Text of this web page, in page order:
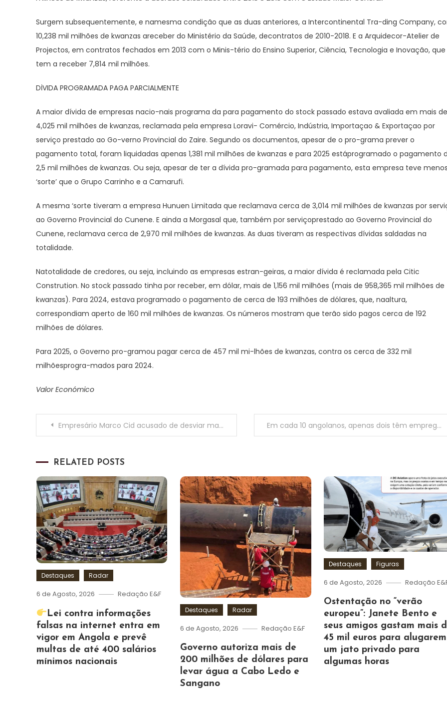
Surgem subsequentemente, e namesma condição que as duas anteriores, a Intercontinental Tra-ding Company,
10,238 mil milhões de kwanzas areceber do Ministério da Saúde, decontratos de 2010-2018. E a Arquidecor-Atelier de
Projectos, em contratos fechados em 2013 com o Minis-tério do Ensino Superior, Ciência, Tecnologia e Inovação, que
tem a receber 7,814 mil milhões.
DİVIDA PROGRAMADA PAGA PARCIALMENTE
A maior dívida de empresas nacio-nais programa da para pagamento do stock passado estava avaliada em mais de
4,025 mil milhões de kwanzas, reclamada pela empresa Loravi- Comércio, Indústria, Importaçao & Exportaçao por
serviço prestado ao Go-verno Provincial do Zaire. Segundo os documentos, apesar de o pro-grama prever o
pagamento total, foram liquidadas apenas 1,381 mil milhões de kwanzas e para 2025 estáprogramado o pagamento
2,5 mil milhões de kwanzas. Ou seja, apesar de ter a dívida pro-gramada para pagamento, esta empresa teve
‘sorte’ que o Grupo Carrinho e a Camarufi.
A mesma ‘sorte tiveram a empresa Hunuen Limitada que reclamava cerca de 3,014 mil milhões de kwanzas por
ao Governo Provincial do Cunene. E ainda a Morgasal que, também por serviçoprestado ao Governo Provincial do
Cunene, reclamava cerca de 2,970 mil milhões de kwanzas. As duas tiveram as respectivas dívidas saldadas na
totalidade.
Natotalidade de credores, ou seja, incluindo as empresas estran-geiras, a maior dívida é reclamada pela Citic
Constrution. No stock passado tinha por receber, em dólar, mais de 1,156 mil milhões (mais de 958,365 mil milhões de
kwanzas). Para 2024, estava programado o pagamento de cerca de 193 milhões de dólares, que, naaltura,
correspondiam aperto de 160 mil milhões de kwanzas. Os números mostram que terão sido pagos cerca de 192
milhões de dólares.
Para 2025, o Governo pro-gramou pagar cerca de 457 mil mi-lhões de kwanzas, contra os cerca de 332 mil
milhõesprogra-mados para 2024.
Valor Económico
Navegação
artigos
Empresário Marco Cid acusado de desviar mais de 600 milhões de kwanzas da Exaclean Angola Em cada 10 angolanos, apenas dois têm emprego na economia formal
RELATED POSTS
Destaques Radar
6 de Agosto, 2026 Redação E&F
Lei contra informações
falsas na internet entra em
vigor em Angola e prevê
multas de até 400 salários
mínimos nacionais
Destaques Radar
6 de Agosto, 2026 Redação E&F
Governo autoriza mais de
200 milhões de dólares para
levar água a Cabo Ledo e
Sangano
Destaques Figuras
6 de Agosto, 2026 Redação
Ostentação no “verão
europeu”: Janete Bento e
seus amigos gastam mais
45 mil euros para alugarem
um jato privado para
algumas horas